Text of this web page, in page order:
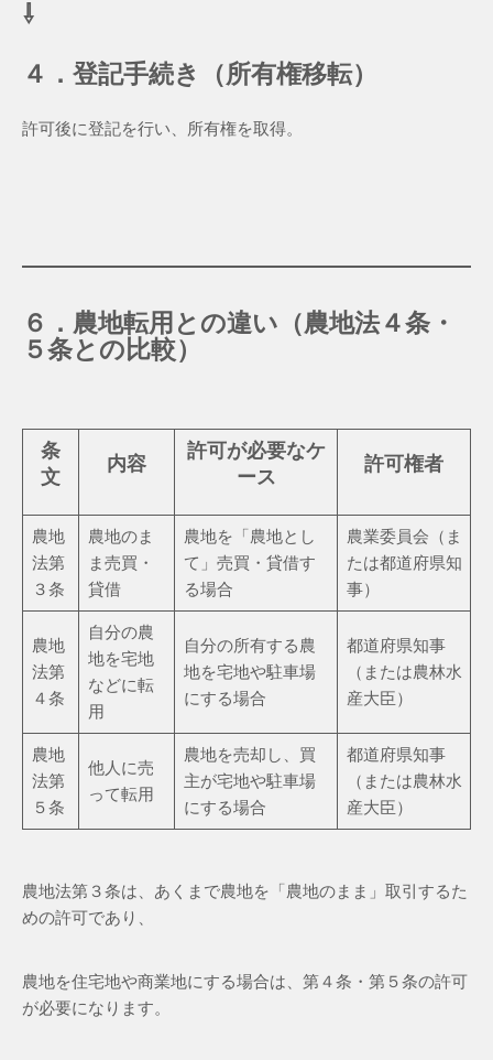
⇩
４．登記手続き（所有権移転）
許可後に登記を行い、所有権を取得。
６．農地転用との違い（農地法４条・
５条との比較）
条
文
内容
許可が必要なケ
ース
許可権者
農地
法第
３条
農地のま
ま売買・
貸借
農地を「農地とし
て」売買・貸借す
る場合
農業委員会（ま
たは都道府県知
事）
農地
法第
４条
自分の農
地を宅地
などに転
用
自分の所有する農
地を宅地や駐車場
にする場合
都道府県知事
（または農林水
産大臣）
農地
法第
５条
他人に売
って転用
農地を売却し、買
主が宅地や駐車場
にする場合
都道府県知事
（または農林水
産大臣）
農地法第３条は、あくまで農地を「農地のまま」取引するた
めの許可であり、
農地を住宅地や商業地にする場合は、第４条・第５条の許可
が必要になります。